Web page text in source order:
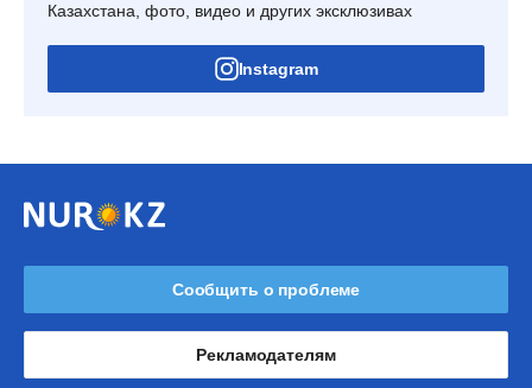
Казахстана, фото, видео и других эксклюзивах
Instagram
Сообщить о проблеме
Рекламодателям